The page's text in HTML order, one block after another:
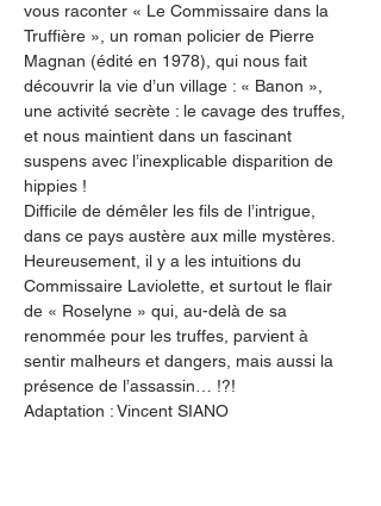
vous raconter « Le Commissaire dans la
Truffière », un roman policier de Pierre
Magnan (édité en 1978), qui nous fait
découvrir la vie d’un village : « Banon »,
une activité secrète : le cavage des truffes,
et nous maintient dans un fascinant
suspens avec l’inexplicable disparition de
hippies !
Difficile de démêler les fils de l’intrigue,
dans ce pays austère aux mille mystères.
Heureusement, il y a les intuitions du
Commissaire Laviolette, et surtout le flair
de « Roselyne » qui, au-delà de sa
renommée pour les truffes, parvient à
sentir malheurs et dangers, mais aussi la
présence de l’assassin… !?!
Adaptation : Vincent SIANO